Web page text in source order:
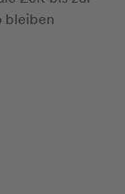
bleiben